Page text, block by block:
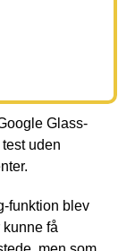
Glass-
uden
funktion blev
få